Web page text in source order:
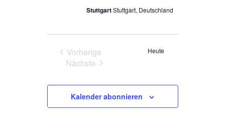
StuttgartStuttgart, Deutschland
Vorherige
Veranstaltungen
Heute
Nächste
Kalender abonnieren